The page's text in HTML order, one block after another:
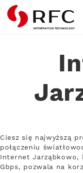
RFC
Ciesz się najwyższą
połączeniu
Internet Jarząbkowo,
Gbps, pozwala na